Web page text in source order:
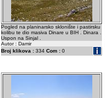
Pogled na planinarsko sklonište i pastirsku
kolibu te dio masiva Dinare u BIH . Dinara .
Uspon na Sinjal .
Autor : Damir
Broj klikova : 334 Com : 0